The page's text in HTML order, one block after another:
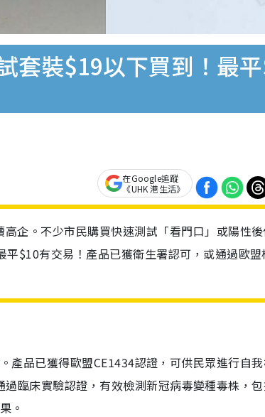
套裝$19以下買到！最
在Google追蹤
《UHK 港生活》
企。不少市民購買快速測試「看門口」或陽性
$10有交易！產品已獲衛生署認可，或通過歐盟
品已獲得歐盟CE1434認證，可供民眾進行自
臨床實驗認證，有效檢測新冠病毒變種毒株，
。